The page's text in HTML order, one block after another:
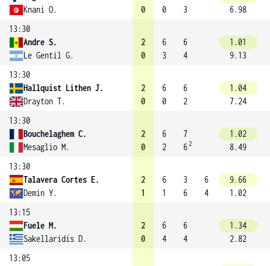
Knani O.
0
0
3
6.98
13:30
Andre S.
Le Gentil G.
2
0
6
3
6
4
1.01
9.13
13:30
Hallquist Lithen J.
Drayton T.
2
0
6
0
6
2
1.04
7.24
13:30
Bouchelaghem C.
Mesaglio M.
2
0
6
2
7
62
1.02
8.49
13:30
Talavera Cortes E.
Demin Y.
2
1
6
1
3
6
6
4
9.66
1.02
13:15
Fuele M.
Sakellaridis D.
2
0
6
4
6
4
1.34
2.82
13:05